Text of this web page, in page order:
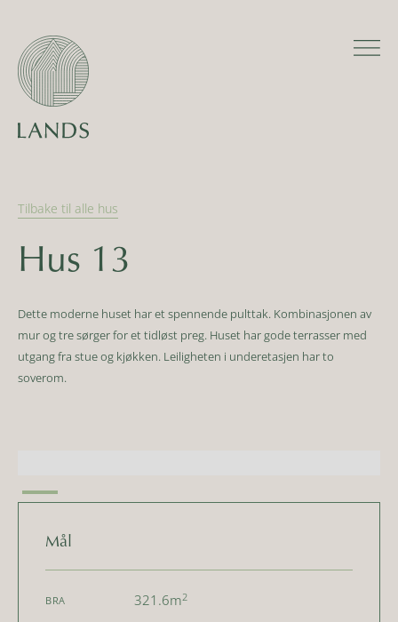
Tilbake til alle hus
Hus 13
Dette moderne huset har et spennende pulttak. Kombinasjonen av
mur og tre sørger for et tidløst preg. Huset har gode terrasser med
utgang fra stue og kjøkken. Leiligheten i underetasjen har to
soverom.
Mål
BRA 321.6m2